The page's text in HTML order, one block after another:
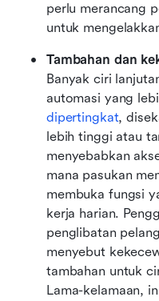
perlu merancang
untuk
Tambahan dan
Banyak ciri
automasi yang
dipertingkat,
lebih tinggi atau
menyebabkan
mana pasukan
membuka fungsi
kerja harian.
penglibatan
menyebut
tambahan untuk
Lama-kelamaan,